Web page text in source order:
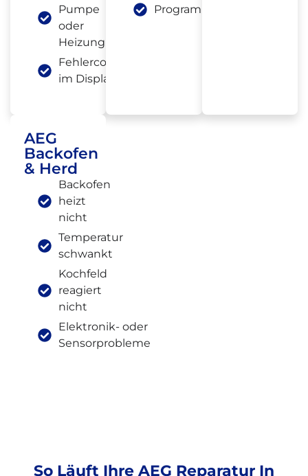
Pumpe
oder
Heizung
Fehlercode
im Display
Programmabbruch
AEG
Backofen
& Herd
Backofen
heizt
nicht
Temperatur
schwankt
Kochfeld
reagiert
nicht
Elektronik- oder
Sensorprobleme
So Läuft Ihre AEG Reparatur In